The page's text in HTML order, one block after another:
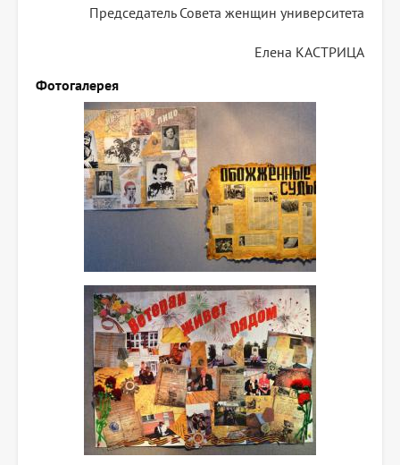
Председатель Совета женщин университета
Елена КАСТРИЦА
Фотогалерея